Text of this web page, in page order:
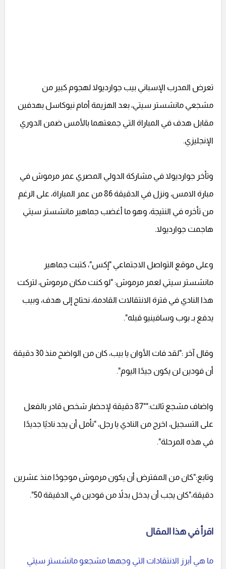
تعرض المدرب الإسباني بيب جوارديولا لهجوم كبير من
مشجعي مانشستر سيتي، بعد الهزيمة أمام نيوكاسل بهدفين
مقابل هدف في المباراة التي جمعتهما بالأمس ضمن الدوري
الإنجليزي.
وتأخر جوارديولا في مشاركة الدولي المصري عمر مرموش في
مبارة الامس، ونزل في الدقيقة 86 من عمر المباراة، على الرغم
من تأخره في النتيجة، وهو ما أغضب جماهير مانشستر سيتي
هاجمت جوارديولا.
وعلى موقع التواصل الاجتماعي "إكس"، كتبت جماهير
مانشستر سيتي لعمر مرموش: "لو كنت مكان مرموش، لتركت
هذا النادي في فترة الانتقالات القادمة، نحتاج إلى هدف، وبيب
يدفع بـ بوب وسافينيو قبله".
وقال آخر :"لقد فات الأوان يا بيب، كان من الواضح منذ 30 دقيقة
أن فودين لن يكون جيدًا اليوم".
واضاف مشجع ثالث:""87 دقيقة لإحضار شخص قادر بالفعل
على التسجيل، اخرج من النادي يا رجل، "نأمل أن يجد ناديًا جديدًا
في هذه المرحلة".
وتابع:"كان من المفترض أن يكون مرموش موجودًا منذ عشرين
دقيقة،"كان يجب أن يدخل بدلاً من فودين في الدقيقة 50".
اقرأ في هذا المقال
ما هي أبرز الانتقادات التي وجهها مشجعو مانشستر سيتي